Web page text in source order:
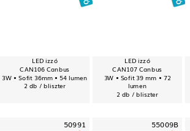
LED izzó
CAN106 Canbus
3W • Sofit 36mm • 54 lumen
2 db / bliszter
LED izzó
CAN107 Canbus
3W • Sofit 39 mm • 72
lumen
2 db / bliszter
50991 55009B